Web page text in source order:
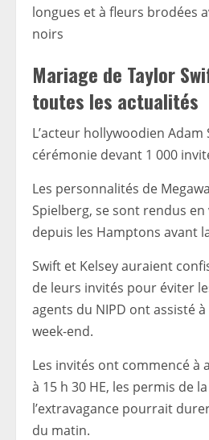
longues et à fleurs brodées
noirs
Mariage de Taylor
toutes les actualités
L’acteur hollywoodien
cérémonie devant 1 000
Les personnalités de
Spielberg, se sont rendus
depuis les Hamptons avant
Swift et Kelsey auraient
de leurs invités pour éviter
agents du NIPD ont assisté
week-end.
Les invités ont commencé à
à 15 h 30 HE, les permis de
l’extravagance pourrait
du matin.